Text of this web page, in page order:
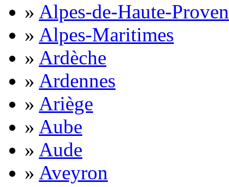
» Alpes-de-Haute-
» Alpes-Maritimes
» Ardèche
» Ardennes
» Ariège
» Aube
» Aude
» Aveyron